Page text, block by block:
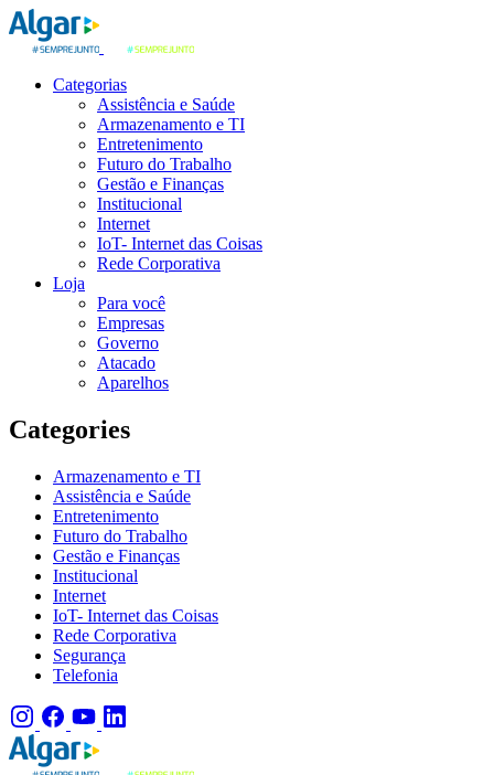
Categorias
Assistência e Saúde
Armazenamento e TI
Entretenimento
Futuro do Trabalho
Gestão e Finanças
Institucional
Internet
IoT- Internet das Coisas
Rede Corporativa
Loja
Para você
Empresas
Governo
Atacado
Aparelhos
Categories
Armazenamento e TI
Assistência e Saúde
Entretenimento
Futuro do Trabalho
Gestão e Finanças
Institucional
Internet
IoT- Internet das Coisas
Rede Corporativa
Segurança
Telefonia